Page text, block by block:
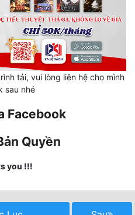
tải, vui lòng liên hệ cho mình
sau nhé
Facebook
Quyền
you !!!